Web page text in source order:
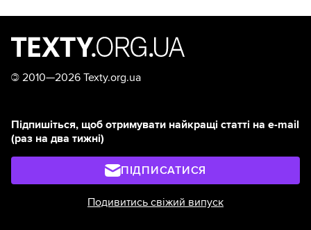
© 2010—2026 Texty.org.ua
Підпишіться, щоб отримувати найкращі статті на e-mail
(раз на два тижні)
ПІДПИСАТИСЯ
Подивитись свіжий випуск